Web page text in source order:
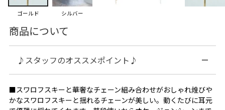
ゴールド シルバー
商品について
♪スタッフのオススメポイント♪
■スワロフスキーと華奢なチェーン組み合わせがおしゃれ煌びや
かなスワロフスキーと揺れるチェーンが美しい。動くたびに耳元